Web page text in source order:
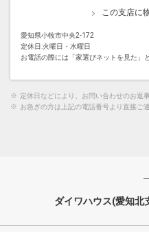
この支店に
愛知県小牧市中央2-172
定休日:火曜日・水曜日
お電話の際には「家選びネットを見た」
※ 定休日などにより、お問い合わせのお返
※ お急ぎの方は上記の電話番号より直接ご
ダイワハウス(愛知北